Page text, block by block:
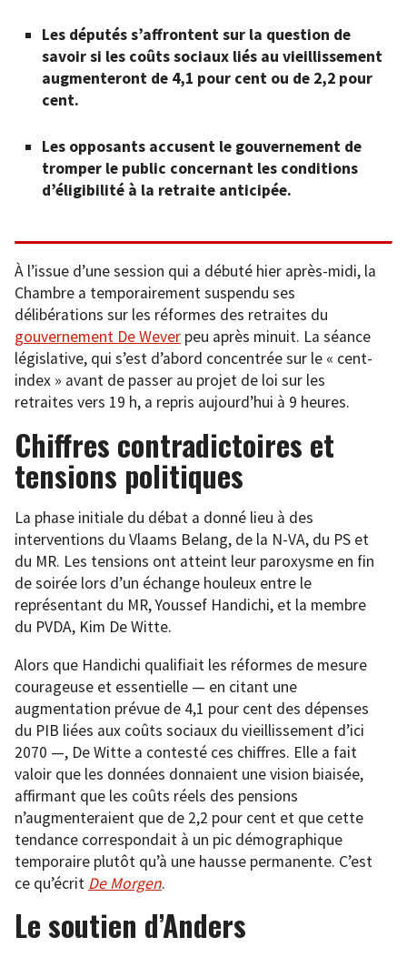
Les députés s’affrontent sur la question de
savoir si les coûts sociaux liés au vieillissement
augmenteront de 4,1 pour cent ou de 2,2 pour
cent.
Les opposants accusent le gouvernement de
tromper le public concernant les conditions
d’éligibilité à la retraite anticipée.
À l’issue d’une session qui a débuté hier après-midi, la
Chambre a temporairement suspendu ses
délibérations sur les réformes des retraites du
gouvernement De Wever peu après minuit. La séance
législative, qui s’est d’abord concentrée sur le « cent-
index » avant de passer au projet de loi sur les
retraites vers 19 h, a repris aujourd’hui à 9 heures.
Chiffres contradictoires et
tensions politiques
La phase initiale du débat a donné lieu à des
interventions du Vlaams Belang, de la N-VA, du PS et
du MR. Les tensions ont atteint leur paroxysme en fin
de soirée lors d’un échange houleux entre le
représentant du MR, Youssef Handichi, et la membre
du PVDA, Kim De Witte.
Alors que Handichi qualifiait les réformes de mesure
courageuse et essentielle — en citant une
augmentation prévue de 4,1 pour cent des dépenses
du PIB liées aux coûts sociaux du vieillissement d’ici
2070 —, De Witte a contesté ces chiffres. Elle a fait
valoir que les données donnaient une vision biaisée,
affirmant que les coûts réels des pensions
n’augmenteraient que de 2,2 pour cent et que cette
tendance correspondait à un pic démographique
temporaire plutôt qu’à une hausse permanente. C’est
ce qu’écrit De Morgen.
Le soutien d’Anders